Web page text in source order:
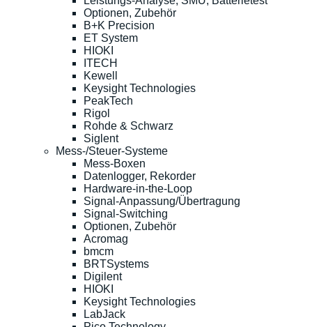
Optionen, Zubehör
B+K Precision
ET System
HIOKI
ITECH
Kewell
Keysight Technologies
PeakTech
Rigol
Rohde & Schwarz
Siglent
Mess-/Steuer-Systeme
Mess-Boxen
Datenlogger, Rekorder
Hardware-in-the-Loop
Signal-Anpassung/Übertragung
Signal-Switching
Optionen, Zubehör
Acromag
bmcm
BRTSystems
Digilent
HIOKI
Keysight Technologies
LabJack